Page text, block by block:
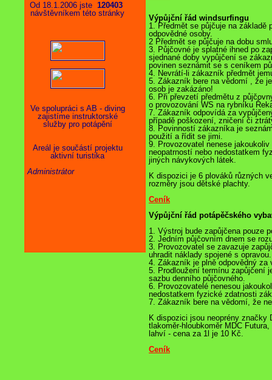
Výpůjční řád windsurfingu
1. Předmět se půjčuje na základě
odpovědné osoby.
2 Předmět se půjčuje na dobu
3. Půjčovné je splatné ihned po
sjednané doby vypůjčení se
povinen seznámit se s ceníkem
4. Nevrátí-li zákazník předmět
5. Zákazník bere na vědomí , že
osob je zakázáno!
6. Při převzetí předmětu z
o provozování WS na rybníku
7. Zákazník odpovídá za
případě poškození, zničení či
8. Povinností zákazníka je
použití a řídit se jimi.
9. Provozovatel nenese
neopatrností nebo nedostatkem
jiných návykových látek.
K dispozici je 6 plováků různých
rozměry jsou dětské plachty.
Ceník
Výpůjční řád potápěčského
1. Výstroj bude zapůjčena pouze
2. Jedním půjčovním dnem se
3. Provozovatel se zavazuje
uhradit náklady spojené s
4. Zákazník je plně odpovědný
5. Prodloužení termínu zapůjčení
sazbu denního půjčovného.
6. Provozovatelé nenesou
nedostatkem fyzické zdatnosti
7. Zákazník bere na vědomí, že
K dispozici jsou neoprény
tlakoměr-hloubkoměr MDC
lahví - cena za 1l je 10 Kč.
Ceník
Od 18.1.2006 jste 120403
návštěvníkem této stránky
Ve spolupráci s AB - diving
zajistíme instruktorské
služby pro potápění
Areál je součástí projektu
aktivní turistika
Administrátor